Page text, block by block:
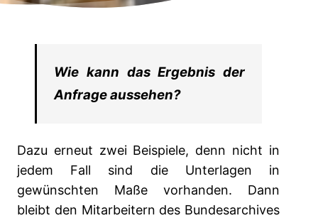
Wie kann das Ergebnis der
Anfrage aussehen?
Dazu erneut zwei Beispiele, denn nicht in
jedem Fall sind die Unterlagen in
gewünschten Maße vorhanden. Dann
bleibt den Mitarbeitern des Bundesarchives